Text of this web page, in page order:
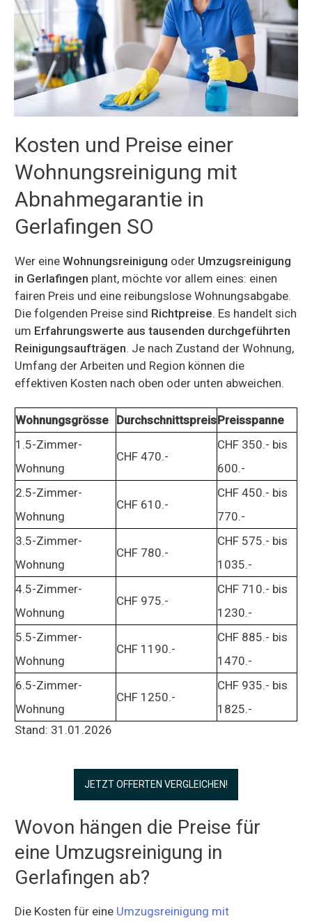
Kosten und Preise einer
Wohnungsreinigung mit
Abnahmegarantie in
Gerlafingen SO
Wer eine Wohnungsreinigung oder Umzugsreinigung
in Gerlafingen plant, möchte vor allem eines: einen
fairen Preis und eine reibungslose Wohnungsabgabe.
Die folgenden Preise sind Richtpreise. Es handelt sich
um Erfahrungswerte aus tausenden durchgeführten
Reinigungsaufträgen. Je nach Zustand der Wohnung,
Umfang der Arbeiten und Region können die
effektiven Kosten nach oben oder unten abweichen.
Wohnungsgrösse DurchschnittspreisPreisspanne
1.5-Zimmer-
Wohnung
CHF 470.-
CHF 350.- bis
600.-
2.5-Zimmer-
Wohnung
CHF 610.-
CHF 450.- bis
770.-
3.5-Zimmer-
Wohnung
CHF 780.-
CHF 575.- bis
1035.-
4.5-Zimmer-
Wohnung
CHF 975.-
CHF 710.- bis
1230.-
5.5-Zimmer-
Wohnung
CHF 1190.-
CHF 885.- bis
1470.-
6.5-Zimmer-
Wohnung
CHF 1250.-
CHF 935.- bis
1825.-
Stand: 31.01.2026
JETZT OFFERTEN VERGLEICHEN!
Wovon hängen die Preise für
eine Umzugsreinigung in
Gerlafingen ab?
Die Kosten für eine Umzugsreinigung mit